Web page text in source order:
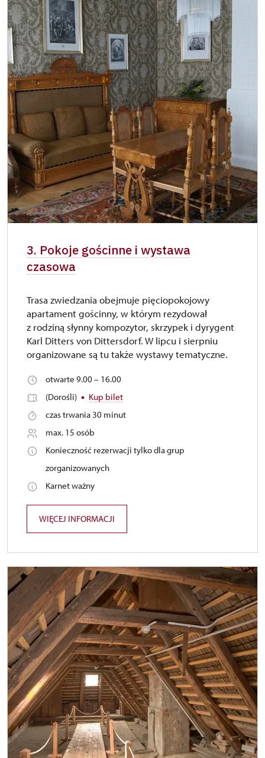
3. Pokoje gościnne i wystawa
czasowa
Trasa zwiedzania obejmuje pięciopokojowy
apartament gościnny, w którym rezydował
z rodziną słynny kompozytor, skrzypek i dyrygent
Karl Ditters von Dittersdorf. W lipcu i sierpniu
organizowane są tu także wystawy tematyczne.
otwarte 9.00 – 16.00
(Dorośli)
Kup bilet
czas trwania 30 minut
max. 15 osób
Konieczność rezerwacji tylko dla grup
zorganizowanych
Karnet ważny
WIĘCEJ INFORMACJI